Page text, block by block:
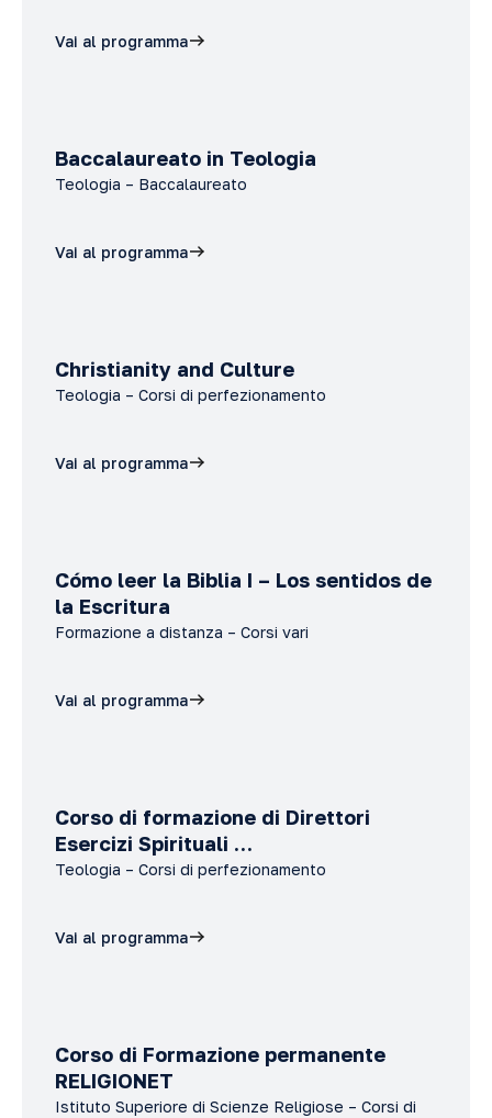
Vai al programma
Baccalaureato in Teologia
Teologia – Baccalaureato
Vai al programma
Christianity and Culture
Teologia – Corsi di perfezionamento
Vai al programma
Cómo leer la Biblia I – Los sentidos de
la Escritura
Formazione a distanza – Corsi vari
Vai al programma
Corso di formazione di Direttori
Esercizi Spirituali …
Teologia – Corsi di perfezionamento
Vai al programma
Corso di Formazione permanente
RELIGIONET
Istituto Superiore di Scienze Religiose – Corsi di